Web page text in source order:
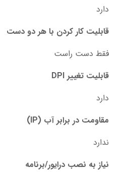
دارد
قابلیت کار کردن با هر دو دست
فقط دست راست
قابلیت تغییر DPI
دارد
مقاومت در برابر آب (IP)
ندارد
نیاز به نصب درایور/برنامه